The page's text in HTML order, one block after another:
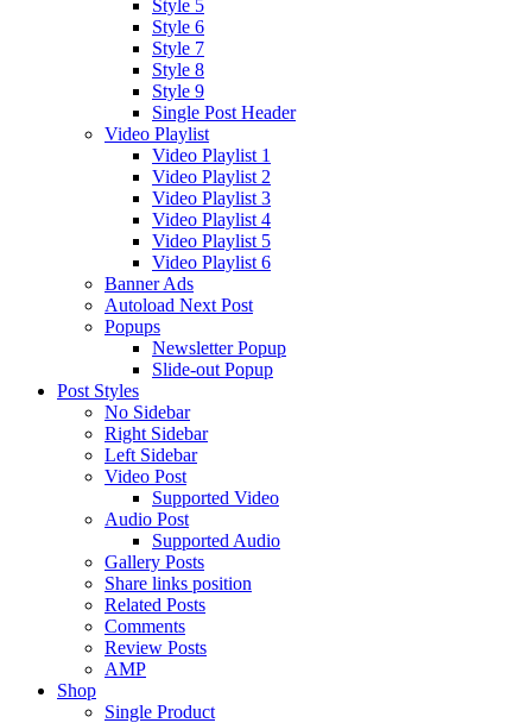
Style 5
Style 6
Style 7
Style 8
Style 9
Single Post Header
Video Playlist
Video Playlist 1
Video Playlist 2
Video Playlist 3
Video Playlist 4
Video Playlist 5
Video Playlist 6
Banner Ads
Autoload Next Post
Popups
Newsletter Popup
Slide-out Popup
Post Styles
No Sidebar
Right Sidebar
Left Sidebar
Video Post
Supported Video
Audio Post
Supported Audio
Gallery Posts
Share links position
Related Posts
Comments
Review Posts
AMP
Shop
Single Product